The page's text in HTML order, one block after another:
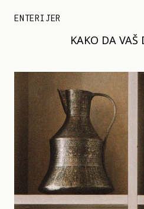
ENTERIJER
KAKO DA